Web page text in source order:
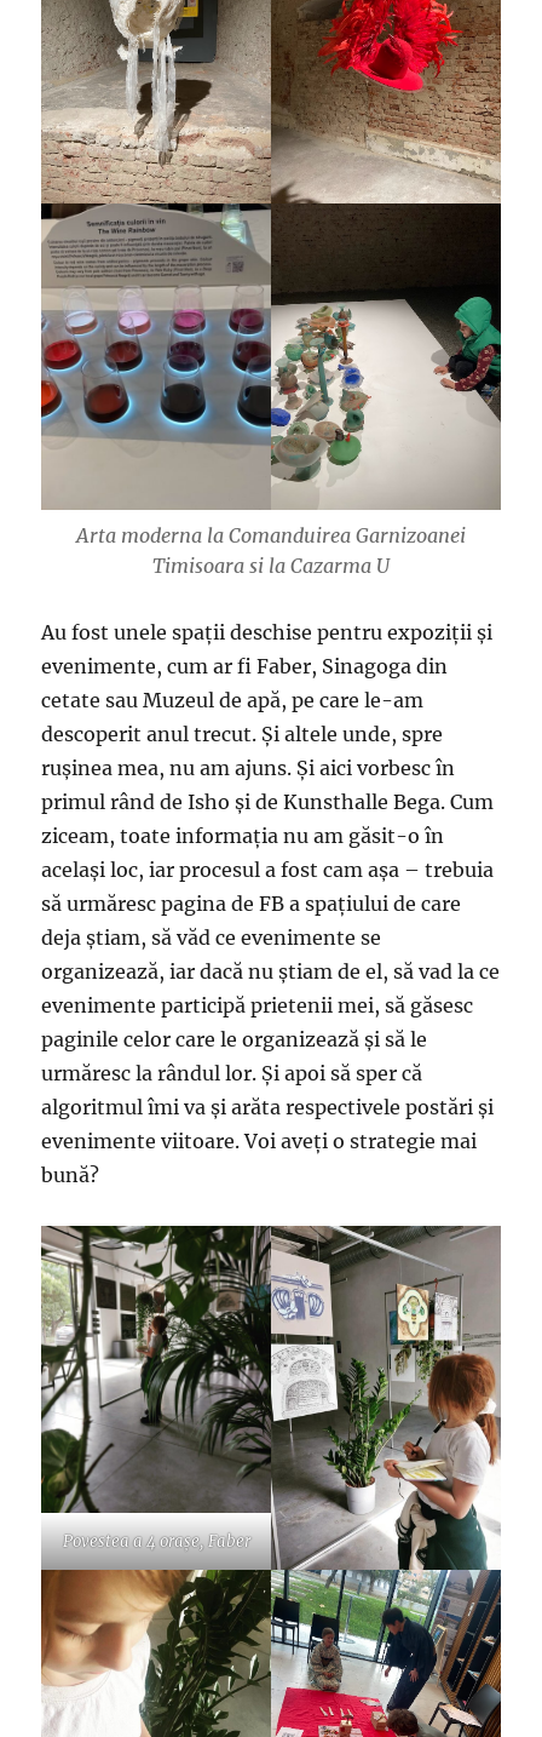
Arta moderna la Comanduirea Garnizoanei
Timisoara si la Cazarma U
Au fost unele spații deschise pentru expoziții și
evenimente, cum ar fi Faber, Sinagoga din
cetate sau Muzeul de apă, pe care le-am
descoperit anul trecut. Și altele unde, spre
rușinea mea, nu am ajuns. Și aici vorbesc în
primul rând de Isho și de Kunsthalle Bega. Cum
ziceam, toate informația nu am găsit-o în
același loc, iar procesul a fost cam așa – trebuia
să urmăresc pagina de FB a spațiului de care
deja știam, să văd ce evenimente se
organizează, iar dacă nu știam de el, să vad la ce
evenimente participă prietenii mei, să găsesc
paginile celor care le organizează și să le
urmăresc la rândul lor. Și apoi să sper că
algoritmul îmi va și arăta respectivele postări și
evenimente viitoare. Voi aveți o strategie mai
bună?
Povestea a 4 orașe, Faber